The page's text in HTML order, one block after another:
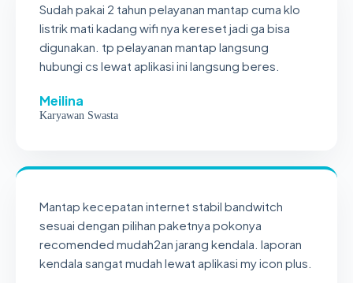
Sudah pakai 2 tahun pelayanan mantap cuma klo
listrik mati kadang wifi nya kereset jadi ga bisa
digunakan. tp pelayanan mantap langsung
hubungi cs lewat aplikasi ini langsung beres.
Meilina
Karyawan Swasta
Mantap kecepatan internet stabil bandwitch
sesuai dengan pilihan paketnya pokonya
recomended mudah2an jarang kendala. laporan
kendala sangat mudah lewat aplikasi my icon plus.